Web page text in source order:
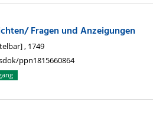
Fragen und Anzeigungen
, 1749
ppn1815660864